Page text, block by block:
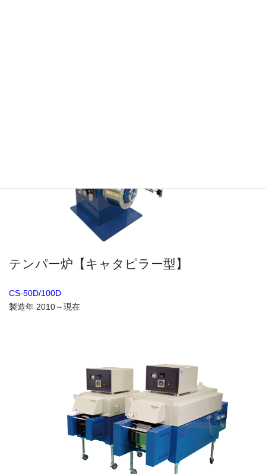
テンパー炉【キャタピラー型】
CS-50D/100D
製造年 2010～現在